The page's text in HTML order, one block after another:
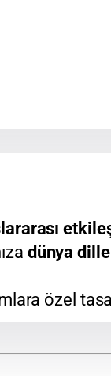
dünya
özel